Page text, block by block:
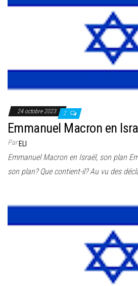
24 octobre 2023 2
Emmanuel Macron en
ParELI
Emmanuel Macron en Israël, son plan
son plan? Que contient-il? Au vu des